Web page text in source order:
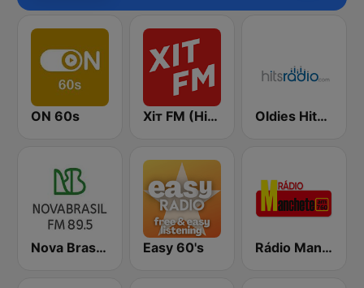
ON 60s Хіт FM (Hit FM) Oldies Hits - Hits Radio
Nova Brasil 89.5 RJ Easy 60's Rádio Manchete AM 760